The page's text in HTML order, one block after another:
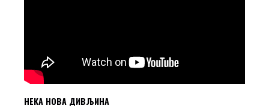
НЕКА НОВА ДИВЉИНА